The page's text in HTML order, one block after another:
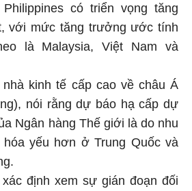
có triển vọng tăng
với mức tăng trưởng ước tính
là Malaysia, Việt Nam và
nhà kinh tế cấp cao về châu Á
nói rằng dự báo hạ cấp dự
Ngân hàng Thế giới là do nhu
yếu hơn ở Trung Quốc và
định xem sự gián đoạn đối